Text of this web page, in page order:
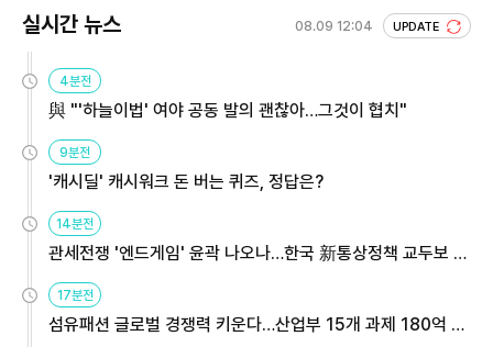
실시간 뉴스 08.09 12:04 UPDATE
4분전
與 "'하늘이법' 여야 공동 발의 괜찮아…그것이 협치"
9분전
'캐시딜' 캐시워크 돈 버는 퀴즈, 정답은?
14분전
관세전쟁 '엔드게임' 윤곽 나오나…한국 新통상정책 교두보 활
17분전
섬유패션 글로벌 경쟁력 키운다…산업부 15개 과제 180억 지